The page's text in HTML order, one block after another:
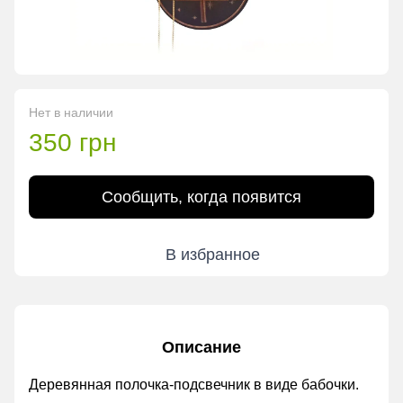
Нет в наличии
350 грн
Сообщить, когда появится
В избранное
Описание
Деревянная полочка-подсвечник в виде бабочки.